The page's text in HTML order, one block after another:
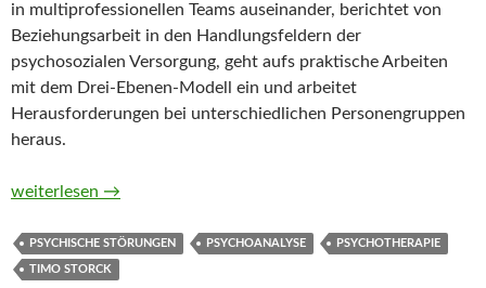
in multiprofessionellen Teams auseinander, berichtet von
Beziehungsarbeit in den Handlungsfeldern der
psychosozialen Versorgung, geht aufs praktische Arbeiten
mit dem Drei-Ebenen-Modell ein und arbeitet
Herausforderungen bei unterschiedlichen Personengruppen
heraus.
Übertragung und Gegenübertragung in der psychiatrischen
weiterlesen →
PSYCHISCHE STÖRUNGEN PSYCHOANALYSE PSYCHOTHERAPIE
TIMO STORCK